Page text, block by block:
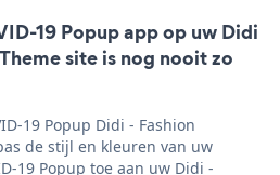
19 Popup app op uw Didi
site is nog nooit zo
19 Popup Didi - Fashion
de stijl en kleuren van uw
19 Popup toe aan uw Didi -